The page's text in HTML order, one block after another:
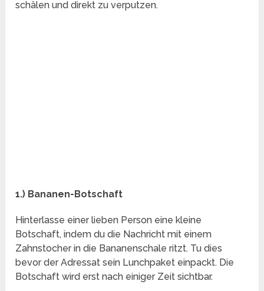
schälen und direkt zu verputzen.
1.) Bananen-Botschaft
Hinterlasse einer lieben Person eine kleine
Botschaft, indem du die Nachricht mit einem
Zahnstocher in die Bananenschale ritzt. Tu dies
bevor der Adressat sein Lunchpaket einpackt. Die
Botschaft wird erst nach einiger Zeit sichtbar.